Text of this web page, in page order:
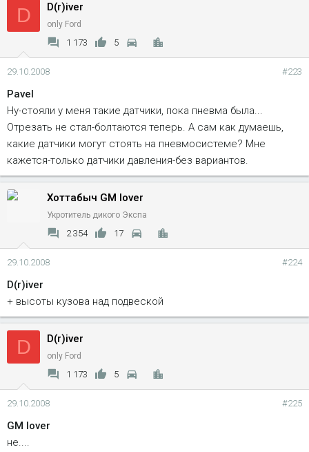
D D(r)iver
only Ford
1 173 5
29.10.2008 #223
Pavel
Ну-стояли у меня такие датчики, пока пневма была...
Отрезать не стал-болтаются теперь. А сам как думаешь,
какие датчики могут стоять на пневмосистеме? Мне
кажется-только датчики давления-без вариантов.
Хоттабыч GM lover
Укротитель дикого Экспа
2 354 17
29.10.2008 #224
D(r)iver
+ высоты кузова над подвеской
D D(r)iver
only Ford
1 173 5
29.10.2008 #225
GM lover
не....